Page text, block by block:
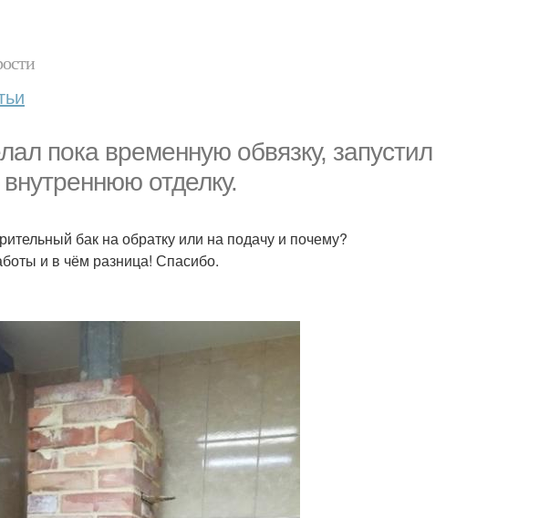
пока временную обвязку, запустил
отделку.
бак на обратку или на подачу и почему?
и в чём разница! Спасибо.